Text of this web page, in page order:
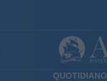
QUOTIDIANO